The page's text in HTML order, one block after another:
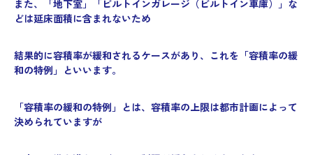
また、「地下室」「ビルトインガレージ（ビルトイン車庫）」な
どは延床面積に含まれないため
結果的に容積率が緩和されるケースがあり、これを「容積率の緩
和の特例」といいます。
「容積率の緩和の特例」とは、容積率の上限は都市計画によって
決められていますが